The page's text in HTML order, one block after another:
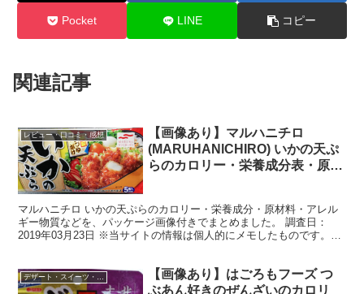
Pocket LINE コピー
関連記事
レビュー・口コミ・感想
【画像あり】マルハニチロ
(MARUHANlCHIRO) いかの天ぷ
らのカロリー・栄養成分表・原材
マルハニチロ いかの天ぷらのカロリー・栄養成分・原材料・アレル
ギー物質などを、パッケージ画像付きでまとめました。 調査日：
2019年03月23日 ※当サイトの情報は個人的にメモしたものです。最
【画像あり】はごろもフーズ つ
ぶあん好きのぜんざいのカロリ